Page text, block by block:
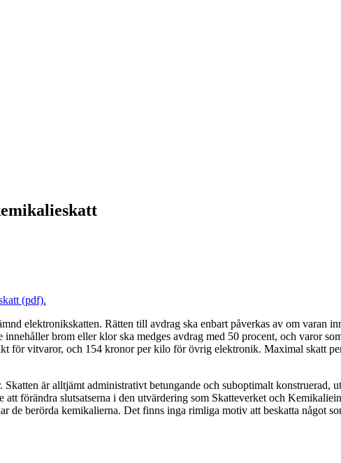
(pdf).
elektronikskatten. Rätten till avdrag ska enbart påverkas av om varan
brom eller klor ska medges avdrag med 50 procent, och varor
för vitvaror, och 154 kronor per kilo för övrig elektronik. Maximal skatt
är alltjämt administrativt betungande och suboptimalt konstruerad,
förändra slutsatserna i den utvärdering som Skatteverket och
de berörda kemikalierna. Det finns inga rimliga motiv att beskatta något